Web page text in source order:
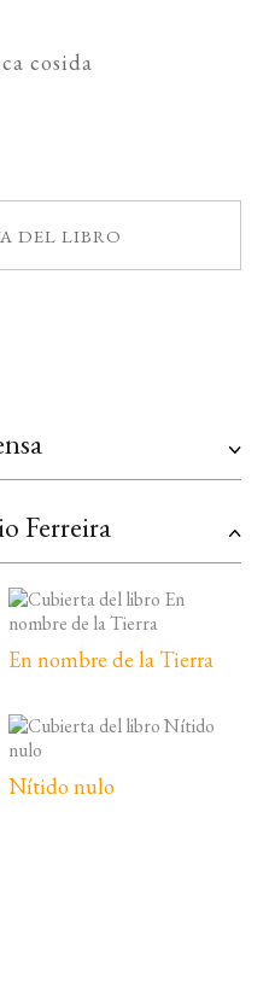
cosida
DEL LIBRO
Ferreira
En nombre de la Tierra
Nítido nulo